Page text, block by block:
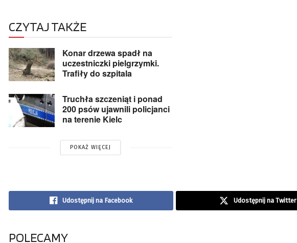
CZYTAJ TAKŻE
Konar drzewa spadł na
uczestniczki pielgrzymki.
Trafiły do szpitala
Truchła szczeniąt i ponad
200 psów ujawnili policjanci
na terenie Kielc
POKAŻ WIĘCEJ
Udostępnij na Facebook Udostępnij na Twitter
POLECAMY